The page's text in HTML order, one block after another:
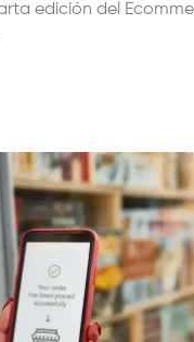
edición del